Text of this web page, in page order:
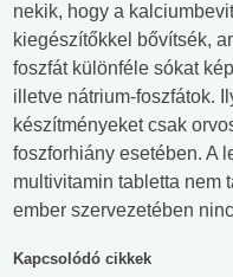
nekik, hogy a
kiegészítőkkel bővítsék,
foszfát különféle sókat
illetve nátrium-foszfátok.
készítményeket csak
foszforhiány esetében. A
multivitamin tabletta nem
ember szervezetében
Kapcsolódó cikkek